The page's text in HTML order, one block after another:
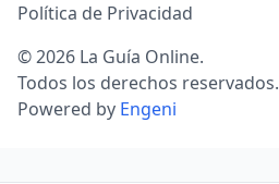
Política de Privacidad
© 2026 La Guía Online.
Todos los derechos reservados.
Powered by Engeni